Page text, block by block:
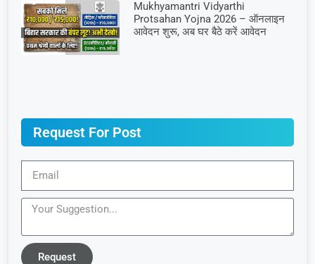
Mukhyamantri Vidyarthi
Protsahan Yojna 2026 – ऑनलाइन
आवेदन शुरू, अब घर बैठे करें आवेदन
Request For Post
Request